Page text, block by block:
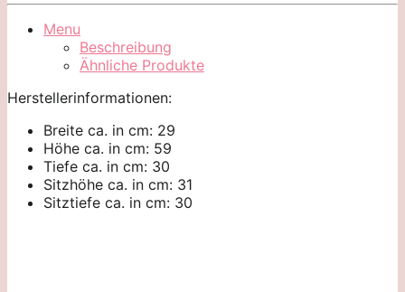
Menu
Beschreibung
Ähnliche Produkte
Herstellerinformationen:
Breite ca. in cm: 29
Höhe ca. in cm: 59
Tiefe ca. in cm: 30
Sitzhöhe ca. in cm: 31
Sitztiefe ca. in cm: 30